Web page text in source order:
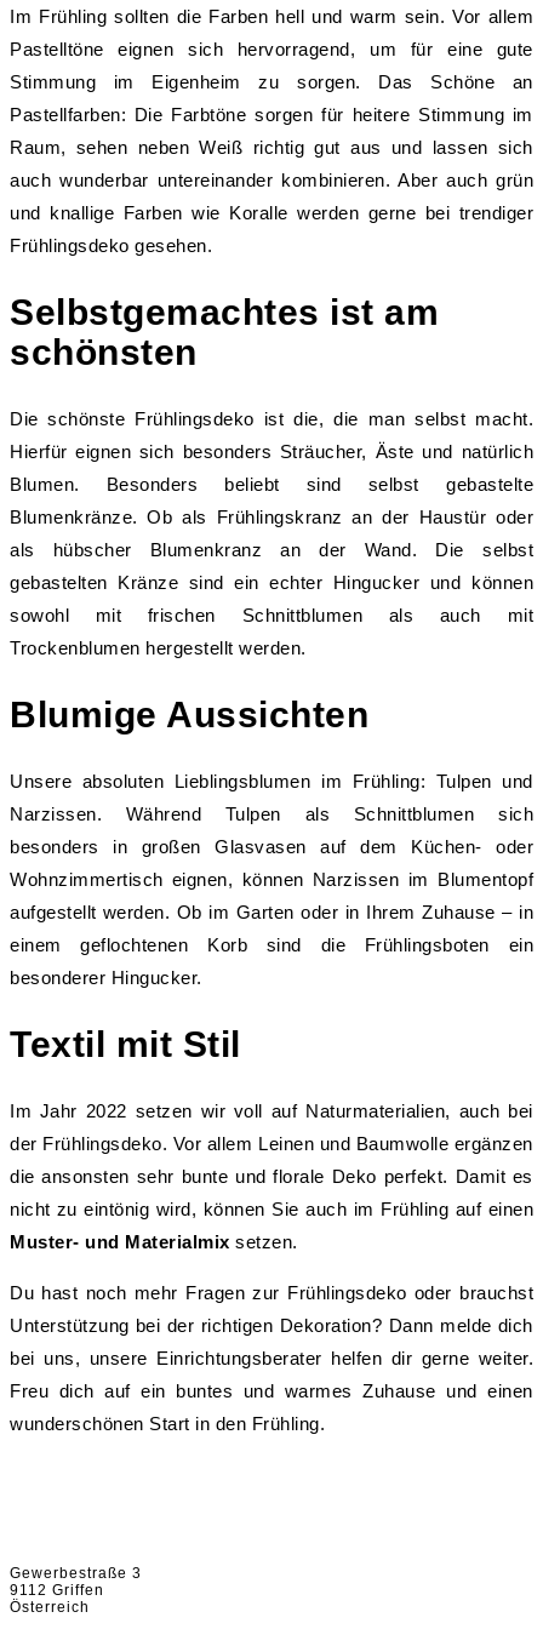
Im Frühling sollten die Farben hell und warm sein. Vor allem
Pastelltöne eignen sich hervorragend, um für eine gute
Stimmung im Eigenheim zu sorgen. Das Schöne an
Pastellfarben: Die Farbtöne sorgen für heitere Stimmung im
Raum, sehen neben Weiß richtig gut aus und lassen sich
auch wunderbar untereinander kombinieren. Aber auch grün
und knallige Farben wie Koralle werden gerne bei trendiger
Frühlingsdeko gesehen.
Selbstgemachtes ist am
schönsten
Die schönste Frühlingsdeko ist die, die man selbst macht.
Hierfür eignen sich besonders Sträucher, Äste und natürlich
Blumen. Besonders beliebt sind selbst gebastelte
Blumenkränze. Ob als Frühlingskranz an der Haustür oder
als hübscher Blumenkranz an der Wand. Die selbst
gebastelten Kränze sind ein echter Hingucker und können
sowohl mit frischen Schnittblumen als auch mit
Trockenblumen hergestellt werden.
Blumige Aussichten
Unsere absoluten Lieblingsblumen im Frühling: Tulpen und
Narzissen. Während Tulpen als Schnittblumen sich
besonders in großen Glasvasen auf dem Küchen- oder
Wohnzimmertisch eignen, können Narzissen im Blumentopf
aufgestellt werden. Ob im Garten oder in Ihrem Zuhause – in
einem geflochtenen Korb sind die Frühlingsboten ein
besonderer Hingucker.
Textil mit Stil
Im Jahr 2022 setzen wir voll auf Naturmaterialien, auch bei
der Frühlingsdeko. Vor allem Leinen und Baumwolle ergänzen
die ansonsten sehr bunte und florale Deko perfekt. Damit es
nicht zu eintönig wird, können Sie auch im Frühling auf einen
Muster- und Materialmix setzen.
Du hast noch mehr Fragen zur Frühlingsdeko oder brauchst
Unterstützung bei der richtigen Dekoration? Dann melde dich
bei uns, unsere Einrichtungsberater helfen dir gerne weiter.
Freu dich auf ein buntes und warmes Zuhause und einen
wunderschönen Start in den Frühling.
Gewerbestraße 3
9112 Griffen
Österreich